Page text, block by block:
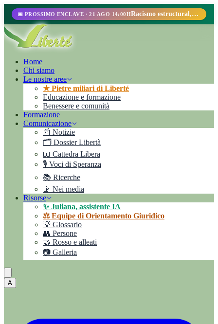
📅 PROSSIMO ENCLAVE · 21 AGO 14:00H Racismo estructural, perfilamiento racial y abolicionismo carcelario.
Home
Chi siamo
Le nostre aree
★ Pietre miliari di Liberté
Educazione e formazione
Benessere e comunità
Formazione
Comunicazione
📰 Notizie
🗂️ Dossier Libertà
📖 Cattedra Libera
🎙️ Voci di Speranza
📚 Ricerche
📡 Nei media
Risorse
✨ Juliana, assistente IA
⚖️ Equipe di Orientamento Giuridico
💡 Glossario
👥 Persone
🤝 Rosso e alleati
📷 Galleria
A